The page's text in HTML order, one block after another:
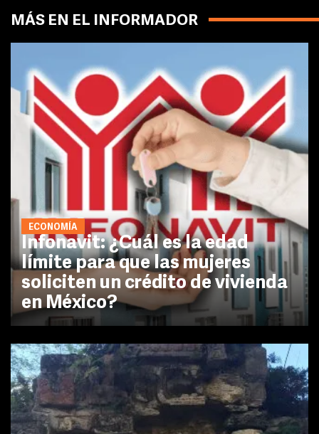
MÁS EN EL INFORMADOR
ECONOMÍA
Infonavit: ¿Cuál es la edad
límite para que las mujeres
soliciten un crédito de vivienda
en México?